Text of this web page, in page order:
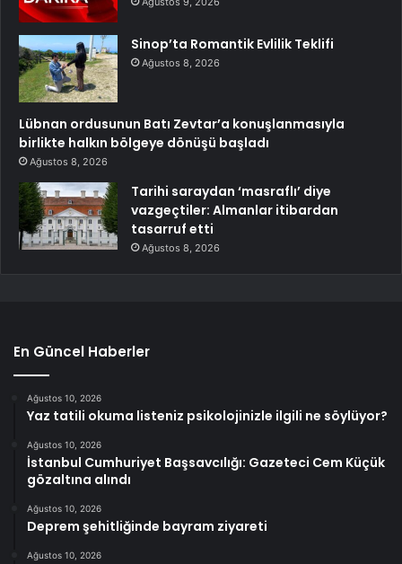
Sinop’ta Romantik Evlilik Teklifi
Ağustos 8, 2026
Lübnan ordusunun Batı Zevtar’a konuşlanmasıyla
birlikte halkın bölgeye dönüşü başladı
Ağustos 8, 2026
Tarihi saraydan ‘masraflı’ diye
vazgeçtiler: Almanlar itibardan
tasarruf etti
Ağustos 8, 2026
En Güncel Haberler
Ağustos 10, 2026
Yaz tatili okuma listeniz psikolojinizle ilgili ne söylüyor?
Ağustos 10, 2026
İstanbul Cumhuriyet Başsavcılığı: Gazeteci Cem Küçük
gözaltına alındı
Ağustos 10, 2026
Deprem şehitliğinde bayram ziyareti
Ağustos 10, 2026